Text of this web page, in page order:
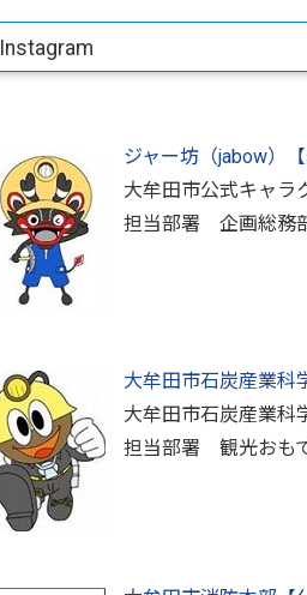
Instagram
ジャー坊（jabow）【
大牟田市公式キャラ
担当部署 企画総務
大牟田市石炭産業科
大牟田市石炭産業科
担当部署 観光おも